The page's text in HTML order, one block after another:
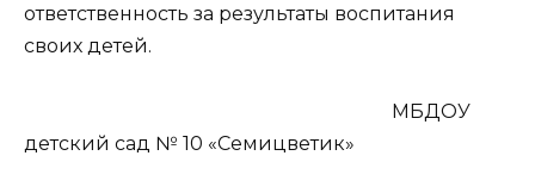
ответственность за результаты воспитания
своих детей.
МБДОУ
детский сад № 10 «Семицветик»